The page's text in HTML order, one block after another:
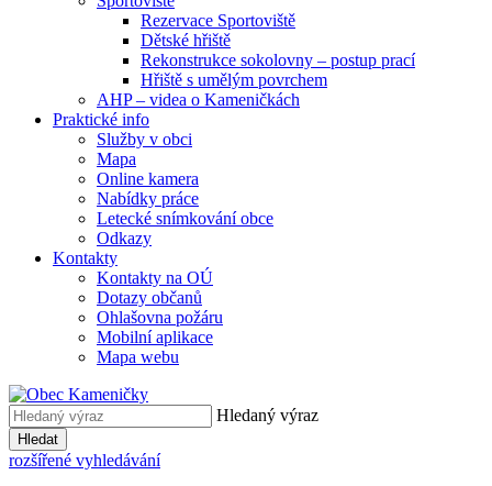
Rezervace Sportoviště
Dětské hřiště
Rekonstrukce sokolovny – postup prací
Hřiště s umělým povrchem
AHP – videa o Kameničkách
Praktické info
Služby v obci
Mapa
Online kamera
Nabídky práce
Letecké snímkování obce
Odkazy
Kontakty
Kontakty na OÚ
Dotazy občanů
Ohlašovna požáru
Mobilní aplikace
Mapa webu
Hledaný výraz
Hledat
rozšířené vyhledávání